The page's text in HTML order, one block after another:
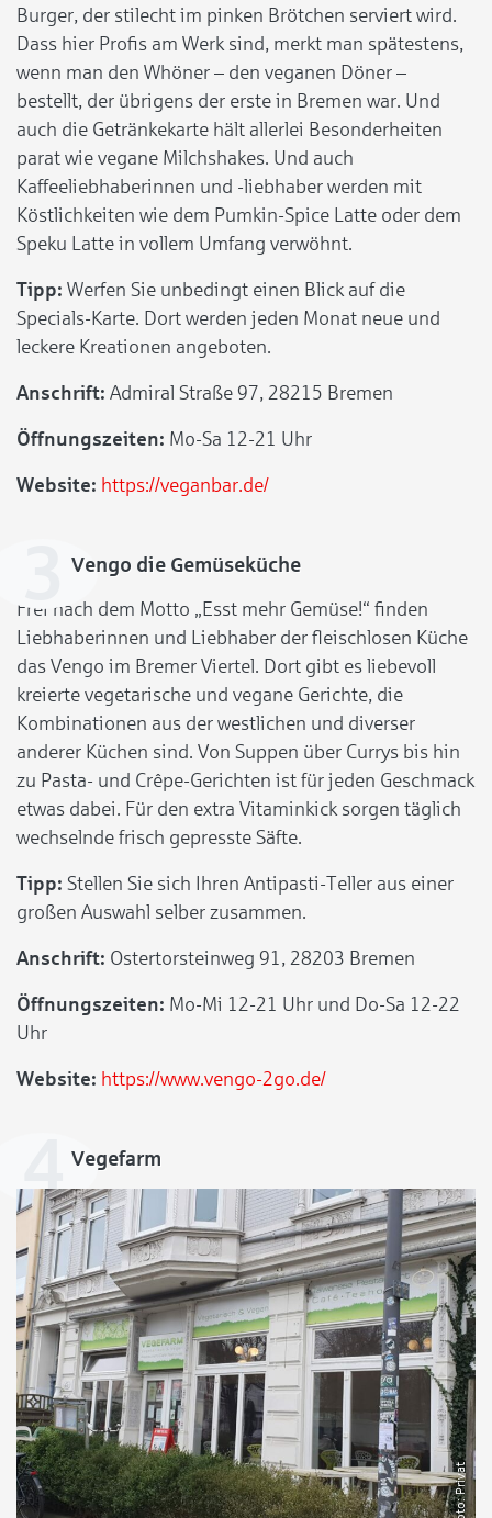
Burger, der stilecht im pinken Brötchen serviert wird.
Dass hier Profis am Werk sind, merkt man spätestens,
wenn man den Whöner – den veganen Döner –
bestellt, der übrigens der erste in Bremen war. Und
auch die Getränkekarte hält allerlei Besonderheiten
parat wie vegane Milchshakes. Und auch
Kaffeeliebhaberinnen und -liebhaber werden mit
Köstlichkeiten wie dem Pumkin-Spice Latte oder dem
Speku Latte in vollem Umfang verwöhnt.
Tipp: Werfen Sie unbedingt einen Blick auf die
Specials-Karte. Dort werden jeden Monat neue und
leckere Kreationen angeboten.
Anschrift: Admiral Straße 97, 28215 Bremen
Öffnungszeiten: Mo-Sa 12-21 Uhr
Website: https://veganbar.de/
Vengo die Gemüseküche
Frei nach dem Motto „Esst mehr Gemüse!“ finden
Liebhaberinnen und Liebhaber der fleischlosen Küche
das Vengo im Bremer Viertel. Dort gibt es liebevoll
kreierte vegetarische und vegane Gerichte, die
Kombinationen aus der westlichen und diverser
anderer Küchen sind. Von Suppen über Currys bis hin
zu Pasta- und Crêpe-Gerichten ist für jeden Geschmack
etwas dabei. Für den extra Vitaminkick sorgen täglich
wechselnde frisch gepresste Säfte.
Tipp: Stellen Sie sich Ihren Antipasti-Teller aus einer
großen Auswahl selber zusammen.
Anschrift: Ostertorsteinweg 91, 28203 Bremen
Öffnungszeiten: Mo-Mi 12-21 Uhr und Do-Sa 12-22
Uhr
Website: https://www.vengo-2go.de/
Vegefarm
Privat